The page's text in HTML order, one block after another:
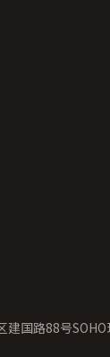
建国路88号